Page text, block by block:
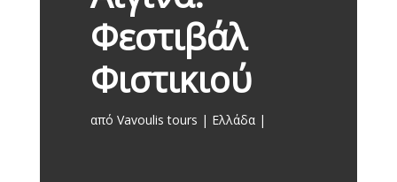
Φεστιβάλ
Φιστικιού
από Vavoulis tours Ελλάδα